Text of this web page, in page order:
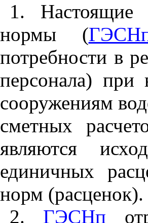
1. Настоящие
нормы (
потребности в
персонала) при
сооружениям
сметных
являются
единичных
норм (расценок).
2. ГЭСНп